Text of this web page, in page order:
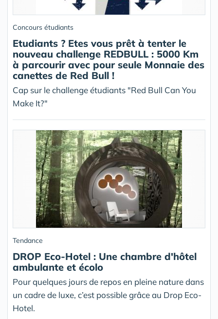
Concours étudiants
Etudiants ? Etes vous prêt à tenter le
nouveau challenge REDBULL : 5000 Km
à parcourir avec pour seule Monnaie des
canettes de Red Bull !
Cap sur le challenge étudiants "Red Bull Can You
Make It?"
Tendance
DROP Eco-Hotel : Une chambre d'hôtel
ambulante et écolo
Pour quelques jours de repos en pleine nature dans
un cadre de luxe, c’est possible grâce au Drop Eco-
Hotel.